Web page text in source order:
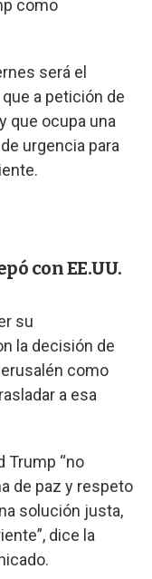
como
será el
a petición de
que ocupa una
urgencia para
con EE.UU.
su
la decisión de
como
a esa
Trump “no
de paz y respeto
solución justa,
dice la